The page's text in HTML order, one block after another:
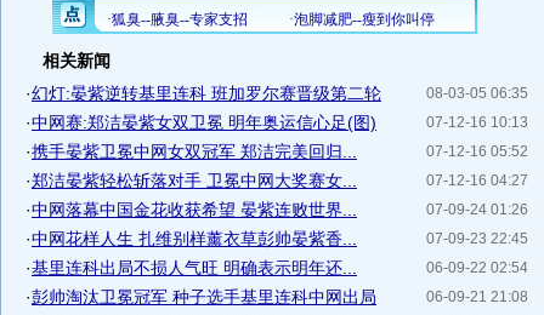
相关新闻
08-03-05 06:35
·幻灯:晏紫逆转基里连科 班加罗尔赛晋级第二轮
07-12-16 10:13
·中网赛:郑洁晏紫女双卫冕 明年奥运信心足(图)
07-12-16 05:52
·携手晏紫卫冕中网女双冠军 郑洁完美回归...
07-12-16 04:27
·郑洁晏紫轻松斩落对手 卫冕中网大奖赛女...
07-09-24 01:26
·中网落幕中国金花收获希望 晏紫连败世界...
07-09-23 22:45
·中网花样人生 扎维别样薰衣草彭帅晏紫香...
06-09-22 02:54
·基里连科出局不损人气旺 明确表示明年还...
06-09-21 21:08
·彭帅淘汰卫冕冠军 种子选手基里连科中网出局